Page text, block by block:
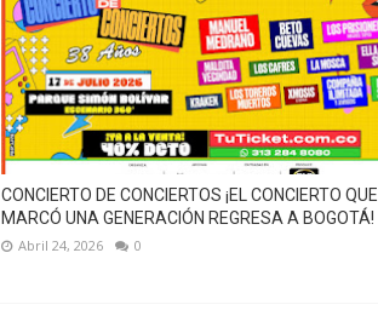
CONCIERTO DE CONCIERTOS ¡EL CONCIERTO QUE
MARCÓ UNA GENERACIÓN REGRESA A BOGOTÁ!
Abril 24, 2026 0